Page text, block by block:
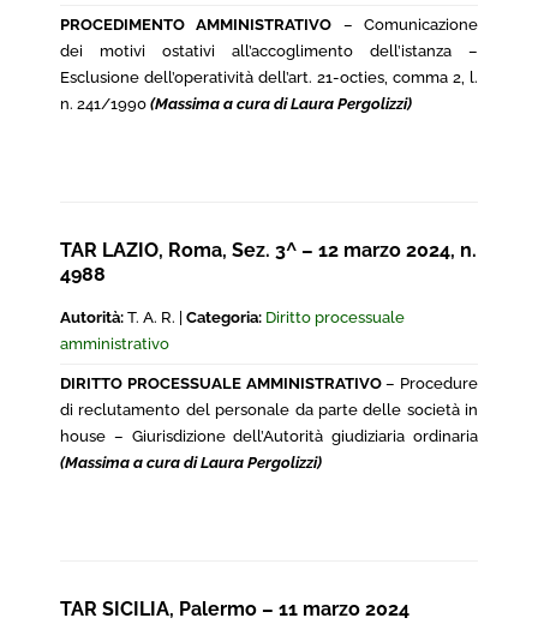
PROCEDIMENTO AMMINISTRATIVO – Comunicazione
dei motivi ostativi all’accoglimento dell’istanza –
Esclusione dell’operatività dell’art. 21-octies, comma 2, l.
n. 241/1990 (Massima a cura di Laura Pergolizzi)
TAR LAZIO, Roma, Sez. 3^ – 12 marzo 2024, n.
4988
Autorità: T. A. R. | Categoria: Diritto processuale
amministrativo
DIRITTO PROCESSUALE AMMINISTRATIVO– Procedure
di reclutamento del personale da parte delle società in
house – Giurisdizione dell’Autorità giudiziaria ordinaria
(Massima a cura di Laura Pergolizzi)
TAR SICILIA, Palermo – 11 marzo 2024